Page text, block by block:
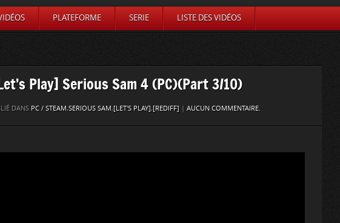
PLATEFORME SERIE LISTE DES VIDÉOS
Play] Serious Sam 4 (PC)(Part 3/10)
DANS PC / STEAM,SERIOUS SAM,[LET'S PLAY],[REDIFF] | AUCUN COMMENTAIRE.